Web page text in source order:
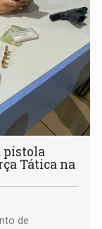
pistola
Tática na
de